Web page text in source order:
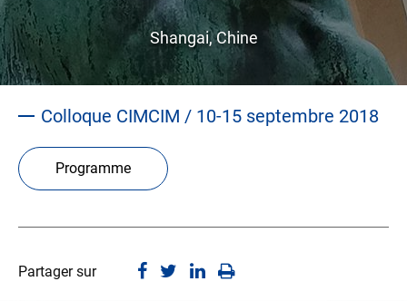
Sous-
titre
Shangai, Chine
Colloque CIMCIM / 10-15 septembre 2018
Programme
Partager sur